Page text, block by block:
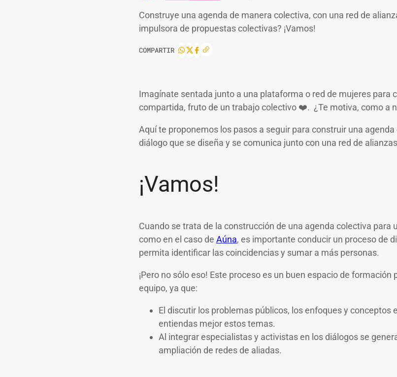
Construye una agenda de manera colectiva, con una red de
impulsora de propuestas colectivas? ¡Vamos!
COMPARTIR
Imagínate sentada junto a una plataforma o red de mujeres para
compartida, fruto de un trabajo colectivo ❤️. ¿Te motiva, como a
Aquí te proponemos los pasos a seguir para construir una
diálogo que se diseña y se comunica junto con una red de
¡Vamos!
Cuando se trata de la construcción de una agenda colectiva para
como en el caso de Aúna, es importante conducir un proceso de
permita identificar las coincidencias y sumar a más personas.
¡Pero no sólo eso! Este proceso es un buen espacio de formación
equipo, ya que:
El discutir los problemas públicos, los enfoques y conceptos
entiendas mejor estos temas.
Al integrar especialistas y activistas en los diálogos se
ampliación de redes de aliadas.